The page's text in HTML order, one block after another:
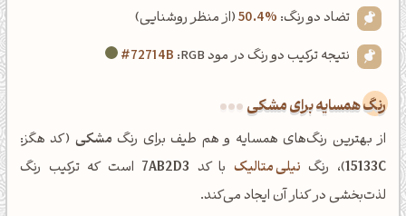
تضاد دو رنگ: 50.4%(از منظر روشنایی)
نتیجه ترکیب دو رنگ در مود RGB:
#72714B
رنگ همسایه برای مشکی
از بهترین رنگ‌های همسایه و هم طیف برای رنگ مشکی (کد هگز:
15133C)، رنگ نیلی متالیک با کد 7AB2D3 است که ترکیب رنگ
لذت‌بخشی در کنار آن ایجاد می‌کند.